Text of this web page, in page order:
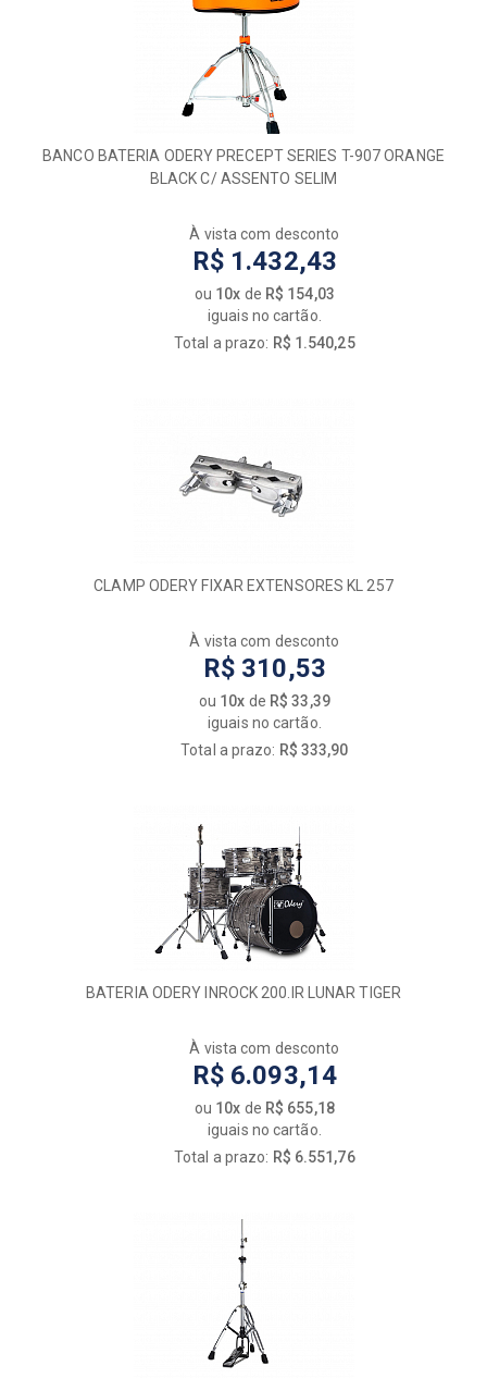
BANCO BATERIA ODERY PRECEPT SERIES T-907 ORANGE
BLACK C/ ASSENTO SELIM
À vista com desconto
R$ 1.432,43
ou 10x de R$ 154,03
iguais no cartão.
Total a prazo: R$ 1.540,25
CLAMP ODERY FIXAR EXTENSORES KL 257
À vista com desconto
R$ 310,53
ou 10x de R$ 33,39
iguais no cartão.
Total a prazo: R$ 333,90
BATERIA ODERY INROCK 200.IR LUNAR TIGER
À vista com desconto
R$ 6.093,14
ou 10x de R$ 655,18
iguais no cartão.
Total a prazo: R$ 6.551,76